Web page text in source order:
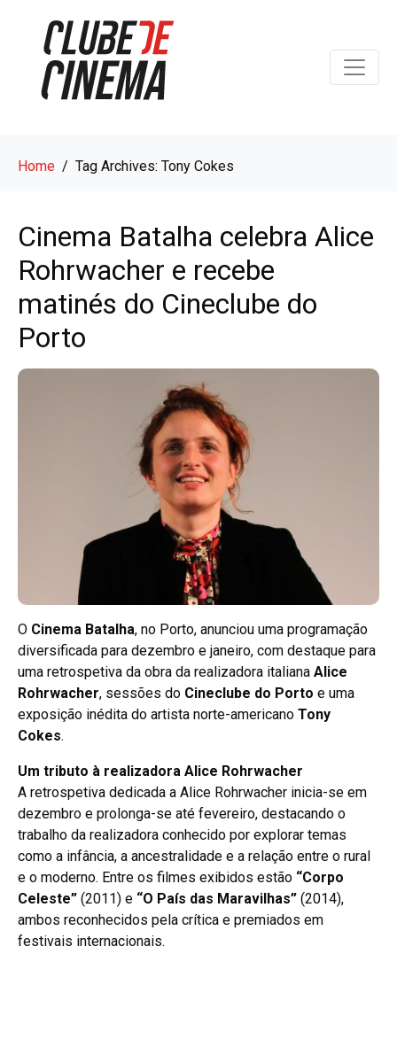
Home Tag Archives: Tony Cokes
Cinema Batalha celebra Alice
Rohrwacher e recebe
matinés do Cineclube do
Porto
O Cinema Batalha, no Porto, anunciou uma programação
diversificada para dezembro e janeiro, com destaque para
uma retrospetiva da obra da realizadora italiana Alice
Rohrwacher, sessões do Cineclube do Porto e uma
exposição inédita do artista norte-americano Tony
Cokes.
Um tributo à realizadora Alice Rohrwacher
A retrospetiva dedicada a Alice Rohrwacher inicia-se em
dezembro e prolonga-se até fevereiro, destacando o
trabalho da realizadora conhecido por explorar temas
como a infância, a ancestralidade e a relação entre o rural
e o moderno. Entre os filmes exibidos estão “Corpo
Celeste” (2011) e “O País das Maravilhas” (2014),
ambos reconhecidos pela crítica e premiados em
festivais internacionais.